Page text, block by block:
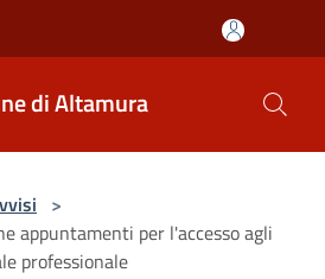
di Altamura
>
appuntamenti per l'accesso agli
professionale